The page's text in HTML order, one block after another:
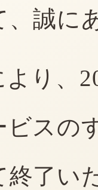
、誠に
り、
ビスの
終了い